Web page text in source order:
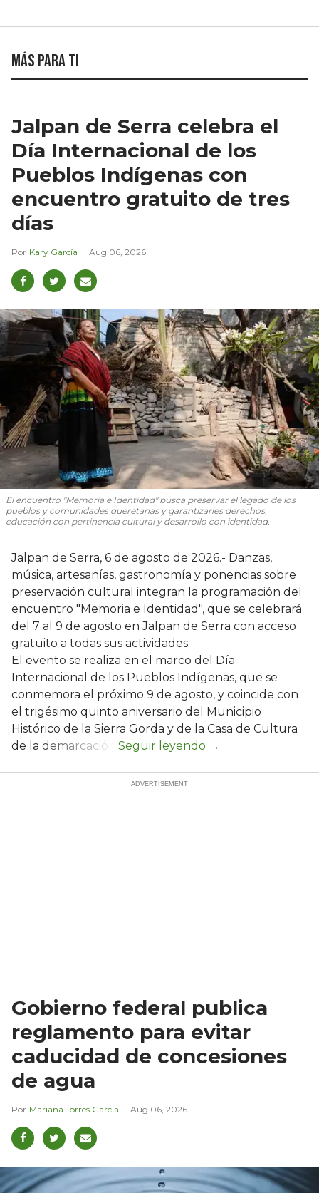
Más para ti
Jalpan de Serra celebra el
Día Internacional de los
Pueblos Indígenas con
encuentro gratuito de tres
días
Kary García Aug 06, 2026
El encuentro "Memoria e Identidad" busca preservar el legado de los
pueblos y comunidades queretanas y garantizarles derechos,
educación con pertinencia cultural y desarrollo con identidad.
Jalpan de Serra, 6 de agosto de 2026.- Danzas,
música, artesanías, gastronomía y ponencias sobre
preservación cultural integran la programación del
encuentro "Memoria e Identidad", que se celebrará
del 7 al 9 de agosto en Jalpan de Serra con acceso
gratuito a todas sus actividades.
El evento se realiza en el marco del Día
Internacional de los Pueblos Indígenas, que se
conmemora el próximo 9 de agosto, y coincide con
el trigésimo quinto aniversario del Municipio
Histórico de la Sierra Gorda y de la Casa de Cultura
de la demarcación.
Gobierno federal publica
reglamento para evitar
caducidad de concesiones
de agua
Mariana Torres García Aug 06, 2026